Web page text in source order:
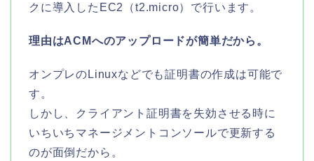
クに導入したEC2（t2.micro）で行います。
理由はACMへのアップロードが簡単だから。
オンプレのLinuxなどでも証明書の作成は可能で
す。
しかし、クライアント証明書を失効させる時に
いちいちマネージメントコンソールで更新する
のが面倒だから。